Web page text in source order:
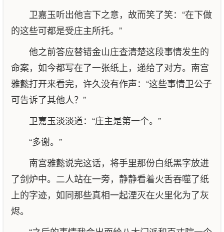
卫嘉玉听出他言下之意，故而笑了笑：“在下做
的这些可都是受庄主所托。”
他之前答应替错金山庄查清楚这段事情发生的
命案，如今都写在了一张纸上，递给了对方。南宫
雅懿打开来看完，许久没有作声：“这些事情卫公子
可告诉了其他人？”
卫嘉玉淡淡道：“庄主是第一个。”
“多谢。”
南宫雅懿说完这话，将手里那份白纸黑字放进
了剑炉中。二人站在一旁，静静看着火舌吞噬了纸
上的字迹，如同那些真相一起湮灭在火里化为了灰
烬。